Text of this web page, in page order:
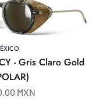
- Gris Claro Gold
MXN